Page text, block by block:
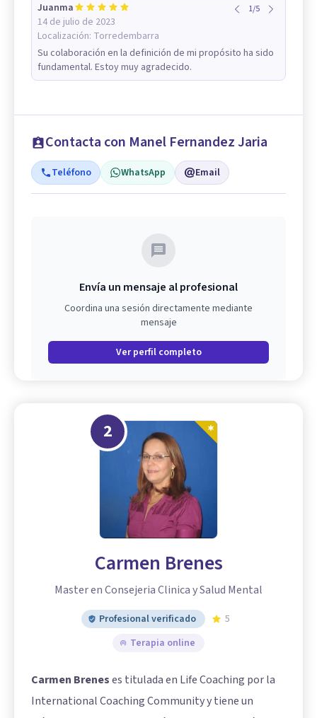
Juanma
14 de julio de 2023
Localización: Torredembarra
1/5
Su colaboración en la definición de mi propósito ha sido
fundamental. Estoy muy agradecido.
Contacta con Manel Fernandez Jaria
Teléfono WhatsApp Email
Envía un mensaje al profesional
Coordina una sesión directamente mediante
mensaje
Ver perfil completo
2
Carmen Brenes
Master en Consejeria Clinica y Salud Mental
Profesional verificado
5
Terapia online
Carmen Breneses titulada en Life Coaching por la
International Coaching Community y tiene un